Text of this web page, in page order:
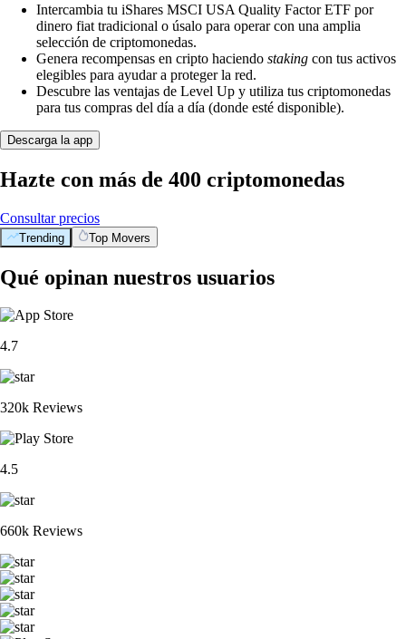
Intercambia tu iShares MSCI USA Quality Factor ETF por
dinero fiat tradicional o úsalo para operar con una amplia
selección de criptomonedas.
Genera recompensas en cripto haciendo staking con tus activos
elegibles para ayudar a proteger la red.
Descubre las ventajas de Level Up y utiliza tus criptomonedas
para tus compras del día a día (donde esté disponible).
Descarga la app
Hazte con más de 400 criptomonedas
Consultar precios
Trending Top Movers
Qué opinan nuestros usuarios
4.7
320k Reviews
4.5
660k Reviews